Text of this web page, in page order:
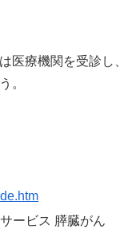
医療機関を受診し、
。
ービス 膵臓がん